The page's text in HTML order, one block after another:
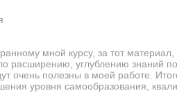
мной курсу, за тот материал,
расширению, углублению знаний по
очень полезны в моей работе.
уровня самообразования,